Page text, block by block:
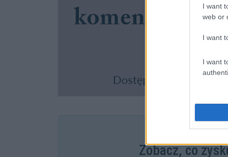
I want
web or
I want
I want
Pozostały
Zobacz, co